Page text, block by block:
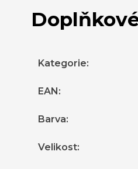
Kategorie:
EAN :
Barva:
Velikost: